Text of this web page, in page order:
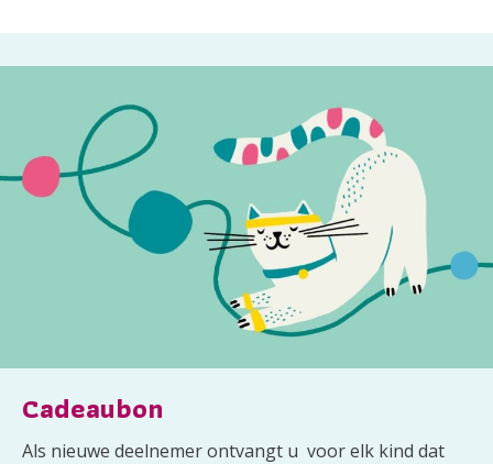
Cadeaubon
Als nieuwe deelnemer ontvangt u voor elk kind dat